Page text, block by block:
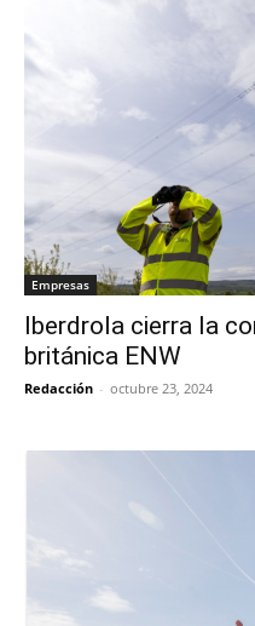
Empresas
Iberdrola cierra la
británica ENW
Redacción - octubre 23, 2024